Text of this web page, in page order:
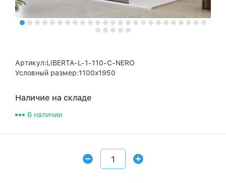
Артикул:LIBERTA-L-1-110-C-NERO
Условный размер:1100x1950
Наличие на складе
В наличии